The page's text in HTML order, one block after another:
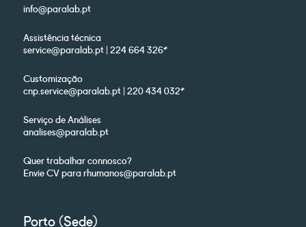
info@paralab.pt
Assistência técnica
service@paralab.pt | 224 664 326*
Customização
cnp.service@paralab.pt | 220 434 032*
Serviço de Análises
analises@paralab.pt
Quer trabalhar connosco?
Envie CV para rhumanos@paralab.pt
Porto (Sede)